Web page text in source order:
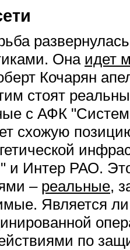
Она идет
Кочарян
стоят
с АФК
схожую
и Интер РАО.
– реальные,
Является
по